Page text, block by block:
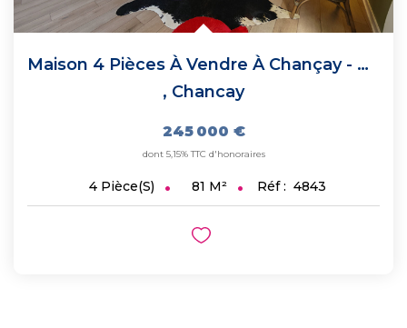
Maison 4 Pièces À Vendre À Chançay - Posez Vos Valises !
, Chancay
245 000 €
dont 5,15% TTC d'honoraires
4 Pièce(s) 81 M² Réf : 4843